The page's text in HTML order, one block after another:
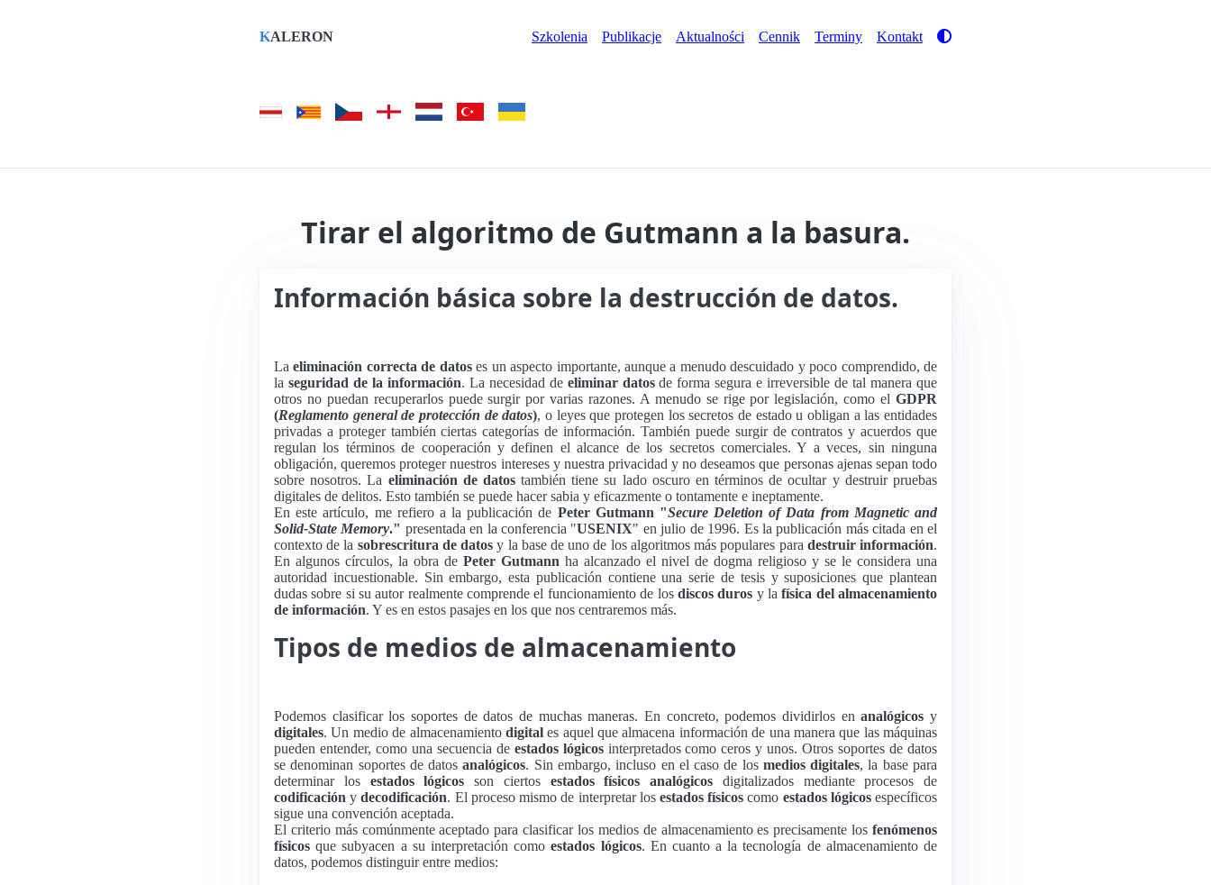
KALERON Szkolenia Publikacje Aktualności Cennik Terminy Kontakt
Tirar el algoritmo de Gutmann a la basura.
Información básica sobre la destrucción de datos.
Laeliminación correcta de datoses un aspecto importante, aunque a menudo descuidado y poco comprendido, de
la seguridad de la información. La necesidad de eliminar datosde forma segura e irreversible de tal manera que
otros no puedan recuperarlos puede surgir por varias razones. A menudo se rige por legislación, como el GDPR
(Reglamento general de protección de datos), o leyes que protegen los secretos de estado u obligan a las entidades
privadas a proteger también ciertas categorías de información. También puede surgir de contratos y acuerdos que
regulan los términos de cooperación y definen el alcance de los secretos comerciales. Y a veces, sin ninguna
obligación, queremos proteger nuestros intereses y nuestra privacidad y no deseamos que personas ajenas sepan todo
sobre nosotros. La eliminación de datostambién tiene su lado oscuro en términos de ocultar y destruir pruebas
digitales de delitos. Esto también se puede hacer sabia y eficazmente o tontamente e ineptamente.
En este artículo, me refiero a la publicación de Peter Gutmann "Secure Deletion of Data from Magnetic and
Solid-State Memory." presentada en la conferencia "USENIX" en julio de 1996. Es la publicación más citada en el
contexto de la sobrescritura de datos y la base de uno de los algoritmos más populares para destruir información.
En algunos círculos, la obra de Peter Gutmann ha alcanzado el nivel de dogma religioso y se le considera una
autoridad incuestionable. Sin embargo, esta publicación contiene una serie de tesis y suposiciones que plantean
dudas sobre si su autor realmente comprende el funcionamiento de los discos duros y lafísica del almacenamiento
de información. Y es en estos pasajes en los que nos centraremos más.
Tipos de medios de almacenamiento
Podemos clasificar los soportes de datos de muchas maneras. En concreto, podemos dividirlos enanalógicos y
digitales. Un medio de almacenamiento digitales aquel que almacena información de una manera que las máquinas
pueden entender, como una secuencia de estados lógicosinterpretados como ceros y unos. Otros soportes de datos
se denominan soportes de datosanalógicos. Sin embargo, incluso en el caso de los medios digitales, la base para
determinar los estados lógicos son ciertos estados físicos analógicos digitalizados mediante procesos de
codificación ydecodificación. El proceso mismo de interpretar los estados físicos como estados lógicosespecíficos
sigue una convención aceptada.
El criterio más comúnmente aceptado para clasificar los medios de almacenamiento es precisamente los fenómenos
físicos que subyacen a su interpretación comoestados lógicos. En cuanto a la tecnología de almacenamiento de
datos, podemos distinguir entre medios: